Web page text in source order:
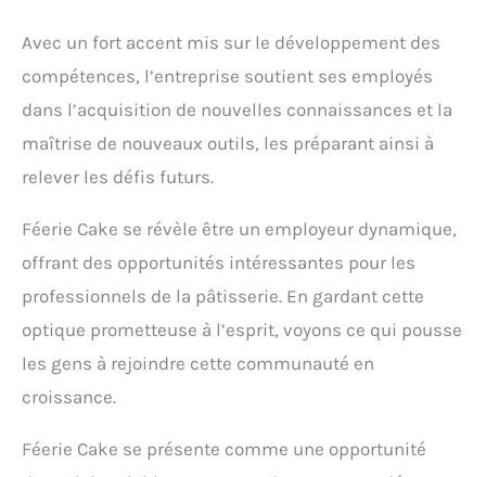
Avec un fort accent mis sur le développement des
compétences, l’entreprise soutient ses employés
dans l’acquisition de nouvelles connaissances et la
maîtrise de nouveaux outils, les préparant ainsi à
relever les défis futurs.
Féerie Cake se révèle être un employeur dynamique,
offrant des opportunités intéressantes pour les
professionnels de la pâtisserie. En gardant cette
optique prometteuse à l’esprit, voyons ce qui pousse
les gens à rejoindre cette communauté en
croissance.
Féerie Cake se présente comme une opportunité